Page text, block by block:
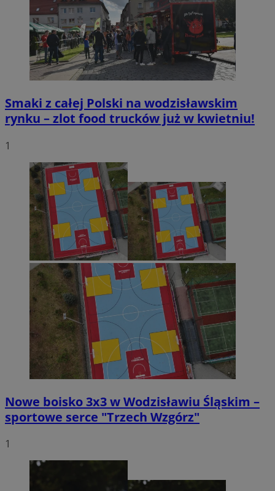
Smaki z całej Polski na wodzisławskim
rynku – zlot food trucków już w kwietniu!
1
Nowe boisko 3x3 w Wodzisławiu Śląskim –
sportowe serce "Trzech Wzgórz"
1